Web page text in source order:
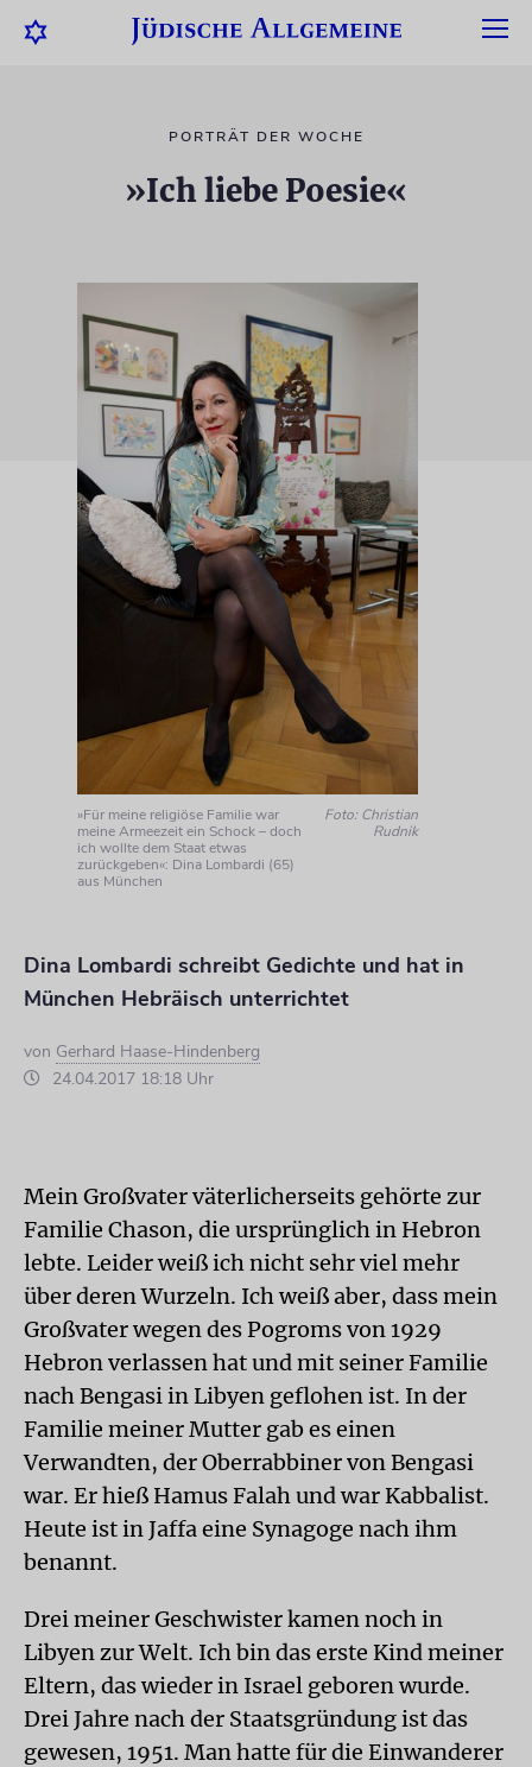
PORTRÄT DER WOCHE
»Ich liebe Poesie«
»Für meine religiöse Familie war
meine Armeezeit ein Schock – doch
ich wollte dem Staat etwas
zurückgeben«: Dina Lombardi (65)
aus München
Foto: Christian
Rudnik
Dina Lombardi schreibt Gedichte und hat in
München Hebräisch unterrichtet
von Gerhard Haase-Hindenberg
24.04.2017 18:18 Uhr
Mein Großvater väterlicherseits gehörte zur
Familie Chason, die ursprünglich in Hebron
lebte. Leider weiß ich nicht sehr viel mehr
über deren Wurzeln. Ich weiß aber, dass mein
Großvater wegen des Pogroms von 1929
Hebron verlassen hat und mit seiner Familie
nach Bengasi in Libyen geflohen ist. In der
Familie meiner Mutter gab es einen
Verwandten, der Oberrabbiner von Bengasi
war. Er hieß Hamus Falah und war Kabbalist.
Heute ist in Jaffa eine Synagoge nach ihm
benannt.
Drei meiner Geschwister kamen noch in
Libyen zur Welt. Ich bin das erste Kind meiner
Eltern, das wieder in Israel geboren wurde.
Drei Jahre nach der Staatsgründung ist das
gewesen, 1951. Man hatte für die Einwanderer